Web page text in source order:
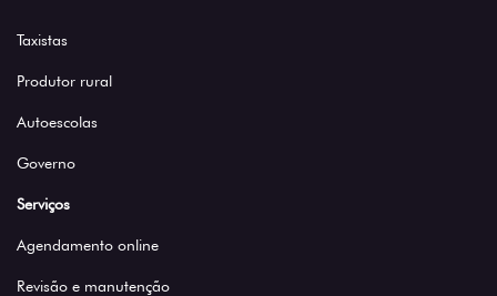
Taxistas
Produtor rural
Autoescolas
Governo
Serviços
Agendamento online
Revisão e manutenção